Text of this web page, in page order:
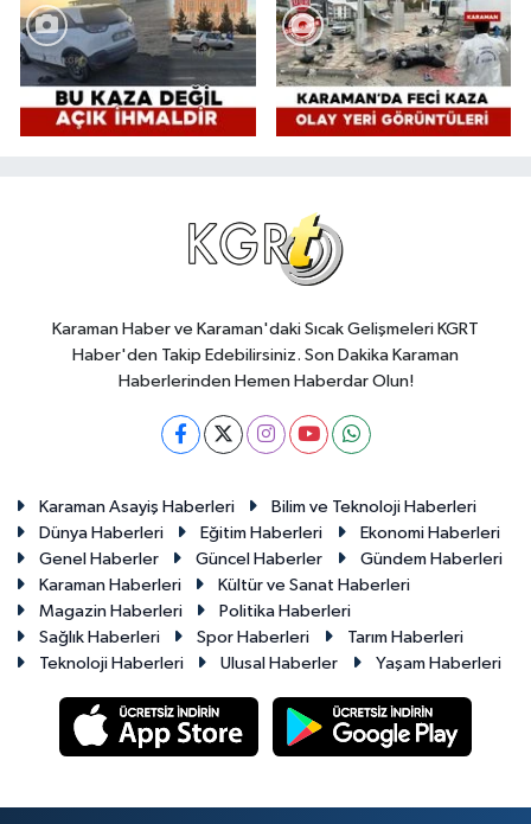
Karaman Haber ve Karaman'daki Sıcak Gelişmeleri KGRT
Haber'den Takip Edebilirsiniz. Son Dakika Karaman
Haberlerinden Hemen Haberdar Olun!
Karaman Asayiş Haberleri
Bilim ve Teknoloji Haberleri
Dünya Haberleri
Eğitim Haberleri
Ekonomi Haberleri
Genel Haberler
Güncel Haberler
Gündem Haberleri
Karaman Haberleri
Kültür ve Sanat Haberleri
Magazin Haberleri
Politika Haberleri
Sağlık Haberleri
Spor Haberleri
Tarım Haberleri
Teknoloji Haberleri
Ulusal Haberler Yaşam Haberleri